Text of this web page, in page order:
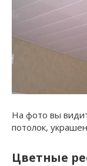
На фото вы
потолок,
Цветные